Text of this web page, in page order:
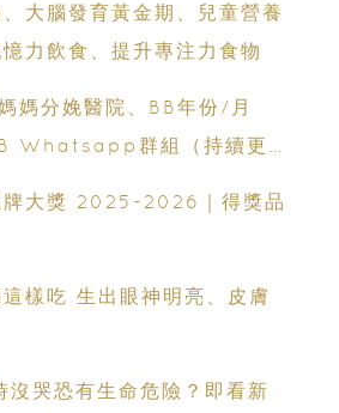
大腦發育黃金期、兒童營養
力飲食、提升專注力食物
媽分娩醫院、BB年份/月
Whatsapp群組（持續更
牌大獎 2025-2026｜得獎品
樣吃 生出眼神明亮、皮膚
沒哭恐有生命危險？即看新